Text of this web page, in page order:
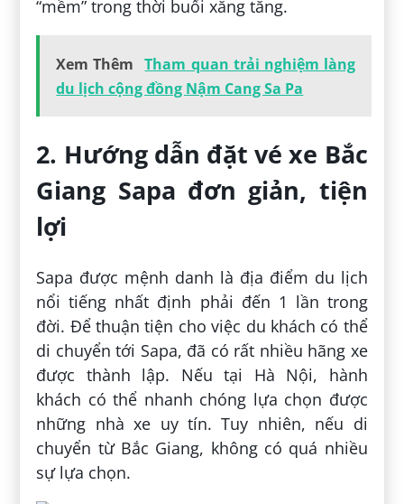
“mềm” trong thời buổi xăng tăng.
Xem Thêm
Tham quan trải nghiệm làng
du lịch cộng đồng Nậm Cang Sa Pa
2. Hướng dẫn đặt vé xe Bắc
Giang Sapa đơn giản, tiện
lợi
Sapa được mệnh danh là địa điểm du lịch
nổi tiếng nhất định phải đến 1 lần trong
đời. Để thuận tiện cho việc du khách có thể
di chuyển tới Sapa, đã có rất nhiều hãng xe
được thành lập. Nếu tại Hà Nội, hành
khách có thể nhanh chóng lựa chọn được
những nhà xe uy tín. Tuy nhiên, nếu di
chuyển từ Bắc Giang, không có quá nhiều
sự lựa chọn.